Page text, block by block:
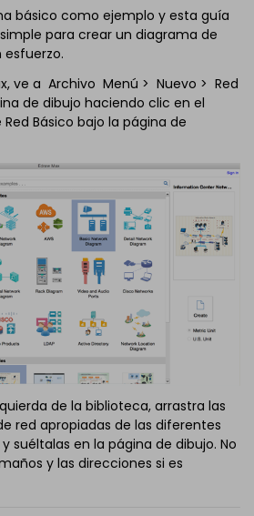
básico como ejemplo y esta guía
para crear un diagrama de
esfuerzo.
ve a Archivo Menú > Nuevo > Red
de dibujo haciendo clic en el
Básico bajo la página de
de la biblioteca, arrastra las
red apropiadas de las diferentes
suéltalas en la página de dibujo. No
y las direcciones si es